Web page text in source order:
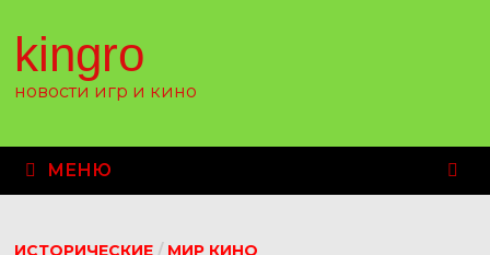
содержимому
kingro
новости игр и кино
МЕНЮ
ИСТОРИЧЕСКИЕ/ МИР КИНО